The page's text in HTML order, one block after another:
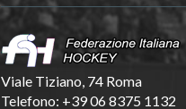
Viale Tiziano, 74 Roma
Telefono: +39 06 8375 1132